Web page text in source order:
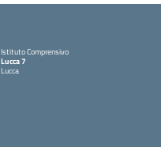
Istituto Comprensivo
Lucca 7
Lucca